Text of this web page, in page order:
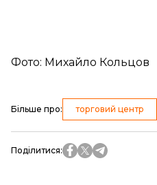
Фото: Михайло Кольцов
Більше про: торговий центр
Поділитися: